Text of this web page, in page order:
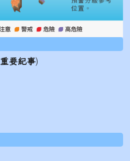
重要紀事)